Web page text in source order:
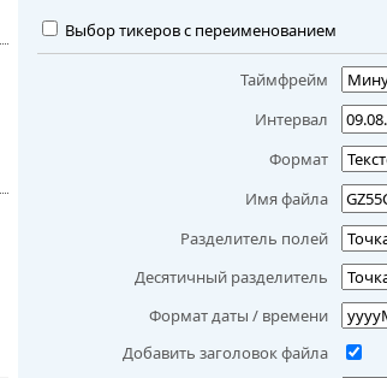
Выбор тикеров с переименованием
Таймфрейм
Интервал
Формат
Имя файла
Разделитель полей
Десятичный разделитель
Формат даты / времени
Добавить заголовок файла